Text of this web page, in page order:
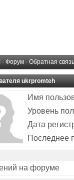
· Форум · Обратная связь
ukrpromteh
Имя
Уровень
Дата
Последнее
на форуме